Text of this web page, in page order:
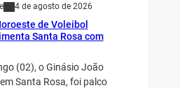
4 de agosto de 2026
de Voleibol
Santa Rosa com
(02), o Ginásio João
Santa Rosa, foi palco